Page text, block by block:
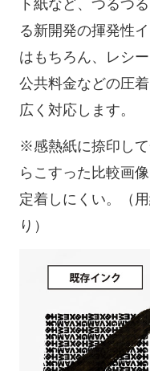
ト紙など、つるつ
る新開発の揮発性
はもちろん、レシ
公共料金などの圧
広く対応します。
※感熱紙に捺印し
らこすった比較画
定着しにくい。（
り）